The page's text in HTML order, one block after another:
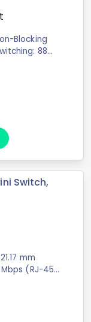
Blocking
88
elRackbe
Switch,
mm
Mbps (RJ-45)